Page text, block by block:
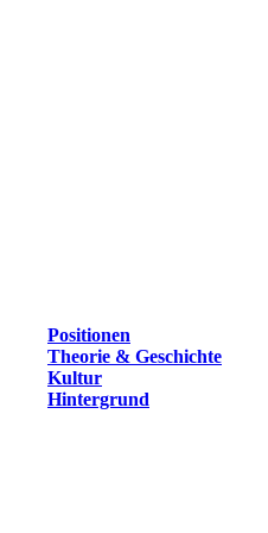
Positionen
Theorie & Geschichte
Kultur
Hintergrund